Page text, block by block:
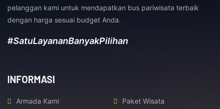
pelanggan kami untuk mendapatkan bus pariwisata terbaik
dengan harga sesuai budget Anda.
#SatuLayananBanyakPilihan
INFORMASI
Armada Kami Paket Wisata